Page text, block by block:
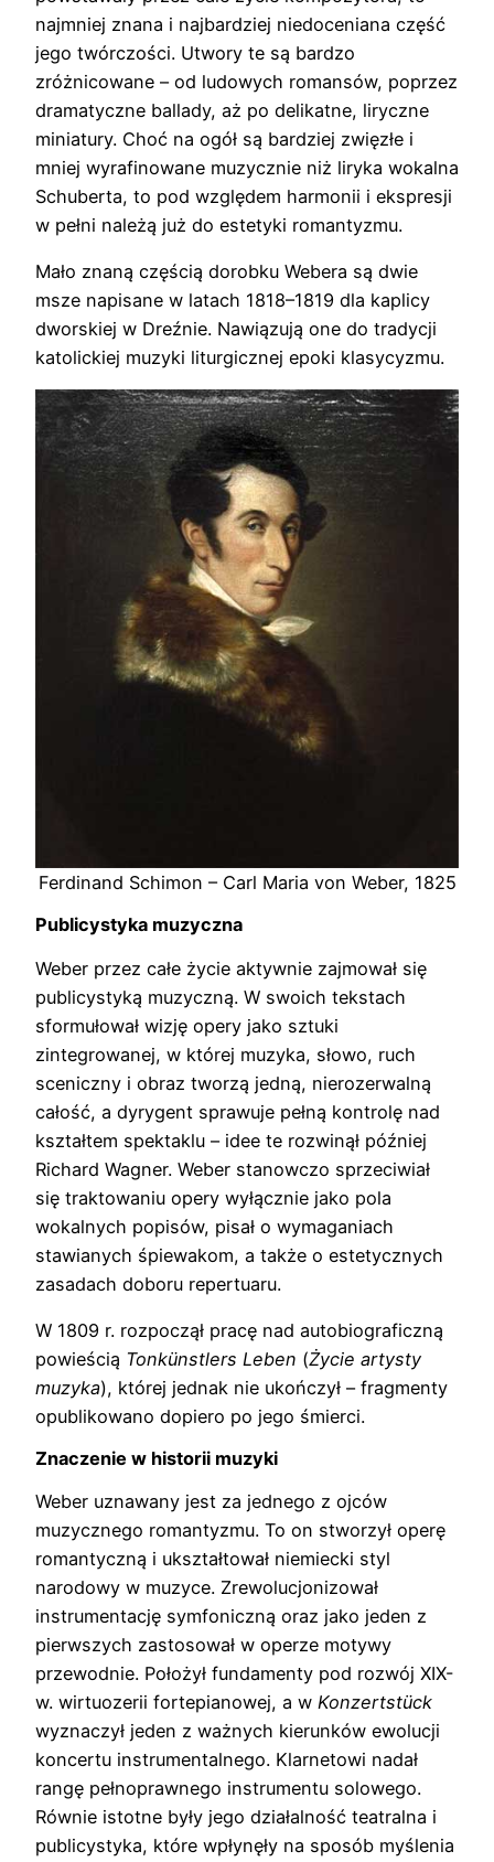
najmniej znana i najbardziej niedoceniana część
jego twórczości. Utwory te są bardzo
zróżnicowane – od ludowych romansów, poprzez
dramatyczne ballady, aż po delikatne, liryczne
miniatury. Choć na ogół są bardziej zwięzłe i
mniej wyrafinowane muzycznie niż liryka wokalna
Schuberta, to pod względem harmonii i ekspresji
w pełni należą już do estetyki romantyzmu.
Mało znaną częścią dorobku Webera są dwie
msze napisane w latach 1818–1819 dla kaplicy
dworskiej w Dreźnie. Nawiązują one do tradycji
katolickiej muzyki liturgicznej epoki klasycyzmu.
Ferdinand Schimon – Carl Maria von Weber, 1825
Publicystyka muzyczna
Weber przez całe życie aktywnie zajmował się
publicystyką muzyczną. W swoich tekstach
sformułował wizję opery jako sztuki
zintegrowanej, w której muzyka, słowo, ruch
sceniczny i obraz tworzą jedną, nierozerwalną
całość, a dyrygent sprawuje pełną kontrolę nad
kształtem spektaklu – idee te rozwinął później
Richard Wagner. Weber stanowczo sprzeciwiał
się traktowaniu opery wyłącznie jako pola
wokalnych popisów, pisał o wymaganiach
stawianych śpiewakom, a także o estetycznych
zasadach doboru repertuaru.
W 1809 r. rozpoczął pracę nad autobiograficzną
powieścią Tonkünstlers Leben (Życie artysty
muzyka), której jednak nie ukończył – fragmenty
opublikowano dopiero po jego śmierci.
Znaczenie w historii muzyki
Weber uznawany jest za jednego z ojców
muzycznego romantyzmu. To on stworzył operę
romantyczną i ukształtował niemiecki styl
narodowy w muzyce. Zrewolucjonizował
instrumentację symfoniczną oraz jako jeden z
pierwszych zastosował w operze motywy
przewodnie. Położył fundamenty pod rozwój XIX-
w. wirtuozerii fortepianowej, a w Konzertstück
wyznaczył jeden z ważnych kierunków ewolucji
koncertu instrumentalnego. Klarnetowi nadał
rangę pełnoprawnego instrumentu solowego.
Równie istotne były jego działalność teatralna i
publicystyka, które wpłynęły na sposób myślenia